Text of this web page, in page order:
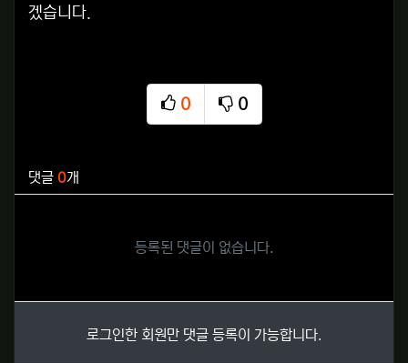
겠습니다.
0
추천
0
비추천
댓글 0개
등록된 댓글이 없습니다.
로그인한 회원만 댓글 등록이 가능합니다.